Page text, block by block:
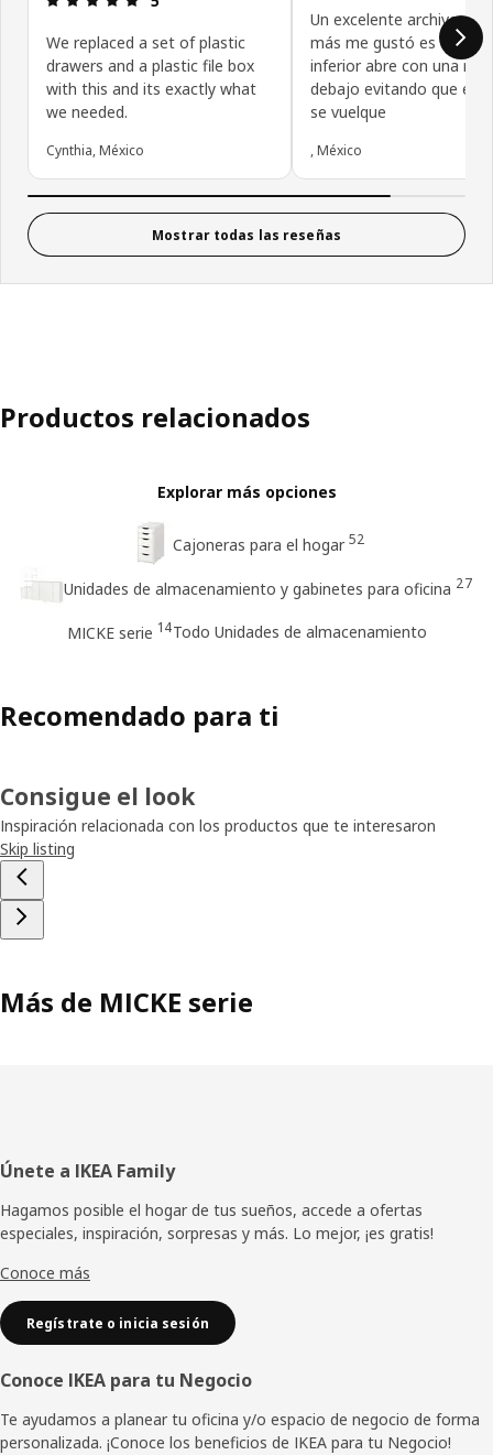
We replaced a set of plastic
drawers and a plastic file box
with this and its exactly what
we needed.
Cynthia, México
Un excelente archivero,
más me gustó es que el
inferior abre con una
debajo evitando que el
se vuelque
, México
Mostrar todas las reseñas
Productos relacionados
Explorar más opciones
Cajoneras para el hogar 52
Unidades de almacenamiento y gabinetes para oficina 27
MICKE serie 14Todo Unidades de almacenamiento
Recomendado para ti
Consigue el look
Inspiración relacionada con los productos que te interesaron
Skip listing
Más de MICKE serie
Pie
de
página
Únete a IKEA Family
Hagamos posible el hogar de tus sueños, accede a ofertas
especiales, inspiración, sorpresas y más. Lo mejor, ¡es gratis!
Conoce más
Regístrate o inicia sesión
Conoce IKEA para tu Negocio
Te ayudamos a planear tu oficina y/o espacio de negocio de forma
personalizada. ¡Conoce los beneficios de IKEA para tu Negocio!